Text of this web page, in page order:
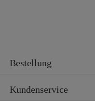
Bestellung
Kundenservice